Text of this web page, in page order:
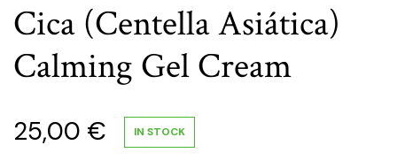
Cica (Centella Asiática)
Calming Gel Cream
25,00 € IN STOCK